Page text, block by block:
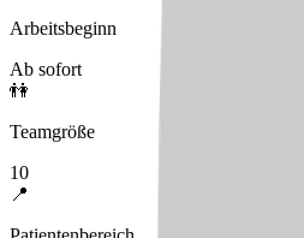
Arbeitsbeginn
Ab sofort
👫
Teamgröße
10
📍